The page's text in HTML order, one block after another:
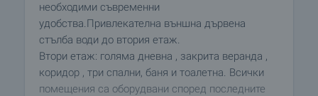
необходими съвременни
удобства.Привлекателна външна дървена
стълба води до втория етаж.
Втори етаж: голяма дневна , закрита веранда ,
коридор , три спални, баня и тоалетна. Всички
помещения са оборудвани според последните